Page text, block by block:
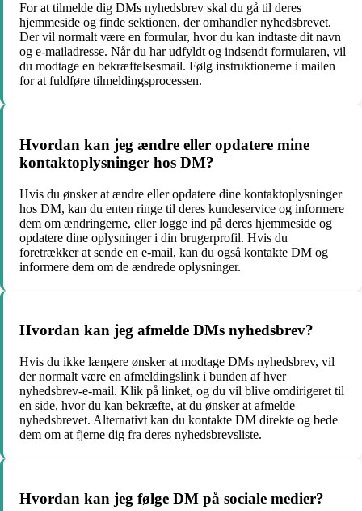
For at tilmelde dig DMs nyhedsbrev skal du gå til deres
hjemmeside og finde sektionen, der omhandler nyhedsbrevet.
Der vil normalt være en formular, hvor du kan indtaste dit navn
og e-mailadresse. Når du har udfyldt og indsendt formularen, vil
du modtage en bekræftelsesmail. Følg instruktionerne i mailen
for at fuldføre tilmeldingsprocessen.
Hvordan kan jeg ændre eller opdatere mine
kontaktoplysninger hos DM?
Hvis du ønsker at ændre eller opdatere dine kontaktoplysninger
hos DM, kan du enten ringe til deres kundeservice og informere
dem om ændringerne, eller logge ind på deres hjemmeside og
opdatere dine oplysninger i din brugerprofil. Hvis du
foretrækker at sende en e-mail, kan du også kontakte DM og
informere dem om de ændrede oplysninger.
Hvordan kan jeg afmelde DMs nyhedsbrev?
Hvis du ikke længere ønsker at modtage DMs nyhedsbrev, vil
der normalt være en afmeldingslink i bunden af hver
nyhedsbrev-e-mail. Klik på linket, og du vil blive omdirigeret til
en side, hvor du kan bekræfte, at du ønsker at afmelde
nyhedsbrevet. Alternativt kan du kontakte DM direkte og bede
dem om at fjerne dig fra deres nyhedsbrevsliste.
Hvordan kan jeg følge DM på sociale medier?